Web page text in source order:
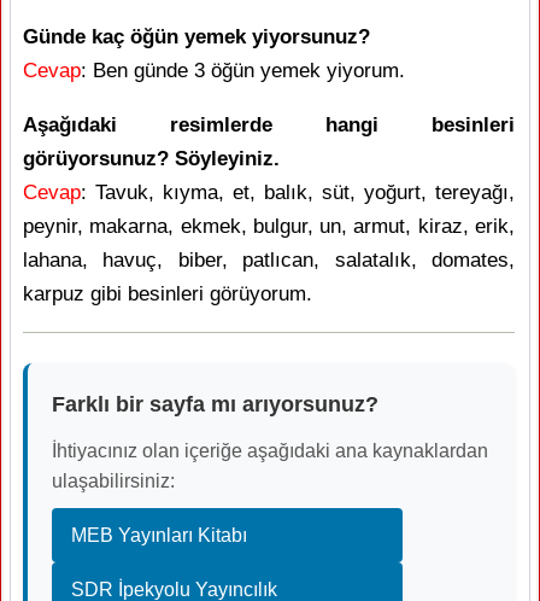
Günde kaç öğün yemek yiyorsunuz?
Cevap: Ben günde 3 öğün yemek yiyorum.
Aşağıdaki resimlerde hangi besinleri
görüyorsunuz? Söyleyiniz.
Cevap: Tavuk, kıyma, et, balık, süt, yoğurt, tereyağı,
peynir, makarna, ekmek, bulgur, un, armut, kiraz, erik,
lahana, havuç, biber, patlıcan, salatalık, domates,
karpuz gibi besinleri görüyorum.
Farklı bir sayfa mı arıyorsunuz?
İhtiyacınız olan içeriğe aşağıdaki ana kaynaklardan
ulaşabilirsiniz:
MEB Yayınları Kitabı
SDR İpekyolu Yayıncılık